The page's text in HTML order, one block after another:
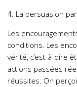
4. La persuasion
Les
conditions. Les
vérité, c’est-à-dire
actions passées
réussites. On